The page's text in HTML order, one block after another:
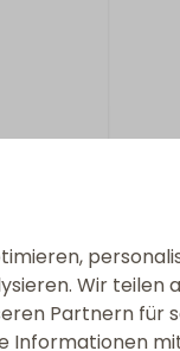
Wir teilen
Partnern für
Informationen